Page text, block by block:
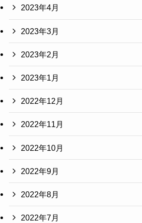
2023年4月
2023年3月
2023年2月
2023年1月
2022年12月
2022年11月
2022年10月
2022年9月
2022年8月
2022年7月